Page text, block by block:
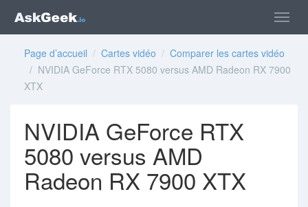
Page d’accueil / Cartes vidéo / Comparer les cartes vidéo
/ NVIDIA GeForce RTX 5080 versus AMD Radeon RX 7900
XTX
NVIDIA GeForce RTX
5080 versus AMD
Radeon RX 7900 XTX